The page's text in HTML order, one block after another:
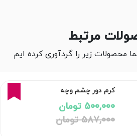
مرتبط
محصولات زیر را گردآوری کرده ایم
کرم دور چشم وچه
500,000 تومان
587,000 تومان